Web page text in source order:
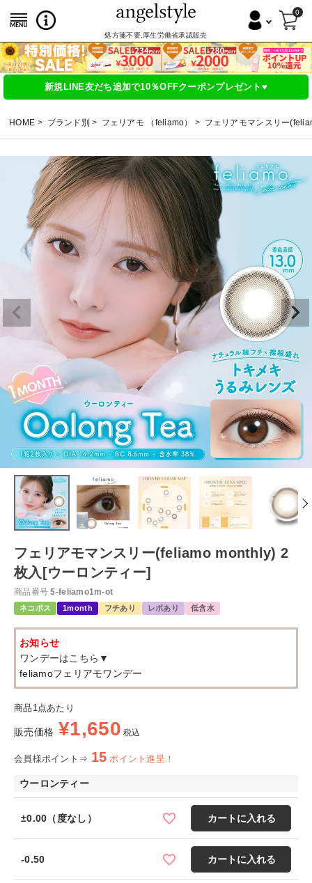
処方箋不要,厚生労働省承認販売
0
新規LINE友だち追加で10％OFFクーポンプレゼント♥
HOME ブランド別 フェリアモ （feliamo） フェリアモマンスリー
フェリアモマンスリー(feliamo monthly) 2
枚入[ウーロンティー]
商品番号 5-feliamo1m-ot
ネコポス 1month フチあり レポあり 低含水
お知らせ
ワンデーはこちら▼
feliamoフェリアモワンデー
商品1点あたり
販売価格 ¥1,650 税込
会員様ポイント⇒ 15 ポイント進呈！
ウーロンティー
±0.00（度なし） カートに入れる
-0.50 カートに入れる